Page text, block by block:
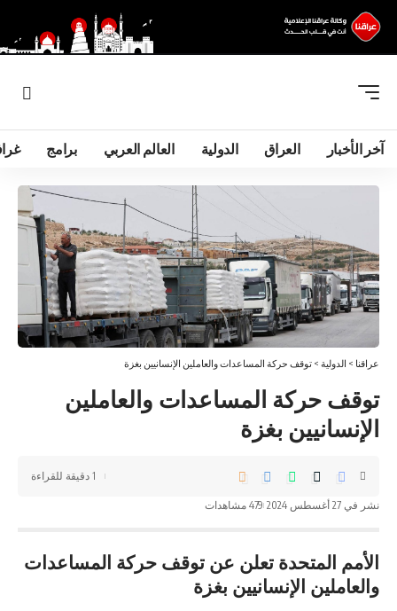
آخر الأخبار العراق الدولية العالم العربي برامج
عراقنا > الدولية > توقف حركة المساعدات والعاملين الإنسانيين بغزة
توقف حركة المساعدات والعاملين
الإنسانيين بغزة
نشر في 27 أغسطس 2024 479 مشاهدات
1 دقيقة للقراءة
الأمم المتحدة تعلن عن توقف حركة المساعدات
والعاملين الإنسانيين بغزة